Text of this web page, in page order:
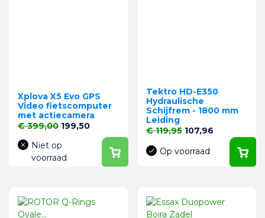
Xplova X5 Evo GPS
Video fietscomputer
met actiecamera
Normale prijs
€ 399,00 Prijs
199,50
Niet op
voorraad
Tektro HD-E350
Hydraulische
Schijfrem - 1800 mm
Leiding
Normale prijs
€ 119,95 Prijs
107,96
Op voorraad